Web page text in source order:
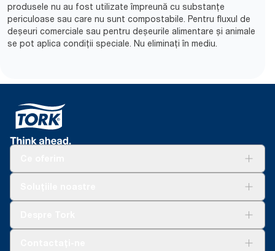
produsele nu au fost utilizate împreună cu substanțe
periculoase sau care nu sunt compostabile. Pentru fluxul de
deșeuri comerciale sau pentru deșeurile alimentare și animale
se pot aplica condiții speciale. Nu eliminați în mediu.​